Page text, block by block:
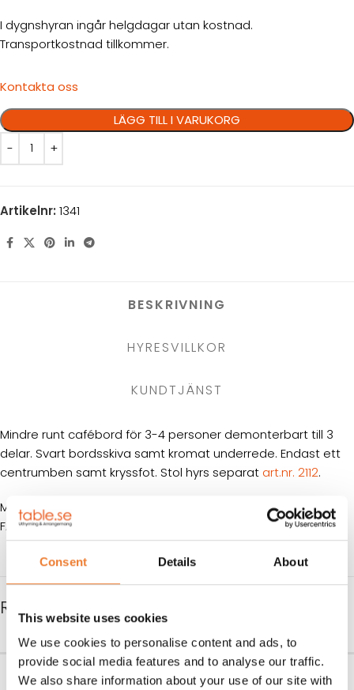
Consent Details About
This website uses cookies
We use cookies to personalise content and ads, to
provide social media features and to analyse our traffic.
We also share information about your use of our site with
I dygnshyran ingår helgdagar utan kostnad.
Transportkostnad tillkommer.
Kontakta oss
LÄGG TILL I VARUKORG
Artikelnr: 1341
BESKRIVNING
HYRESVILLKOR
KUNDTJÄNST
Mindre runt cafébord för 3-4 personer demonterbart till 3
delar. Svart bordsskiva samt kromat underrede. Endast ett
centrumben samt kryssfot. Stol hyrs separat art.nr. 2112.
MÅTT: Ø 70 cm H 72 cm
FÄRG: Svart skiva/kromben
RELATERADE PRODUKTER
Stapelbar stol med tygsits
Svart duk 130×130 cm